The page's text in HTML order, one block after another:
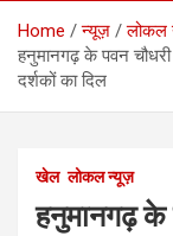
Home न्यूज़
लोकल
हनुमानगढ़ के पवन
दर्शकों का दिल
खेल लोकल न्यूज़
हनुमानगढ़ के